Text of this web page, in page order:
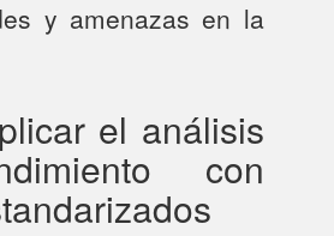
y amenazas en la
el análisis
con